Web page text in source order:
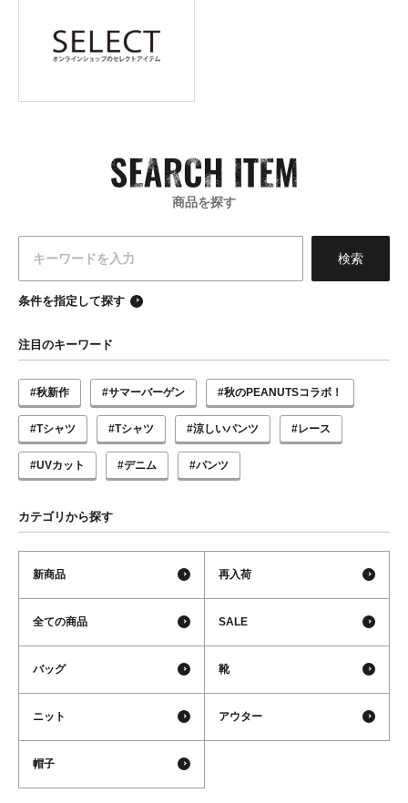
商品を探す
条件を指定して探す
注目のキーワード
#秋新作 #サマーバーゲン #秋のPEANUTSコラボ！
#Tシャツ #Tシャツ #涼しいパンツ #レース
#UVカット #デニム #パンツ
カテゴリから探す
新商品 再入荷
全ての商品 SALE
バッグ 靴
ニット アウター
帽子